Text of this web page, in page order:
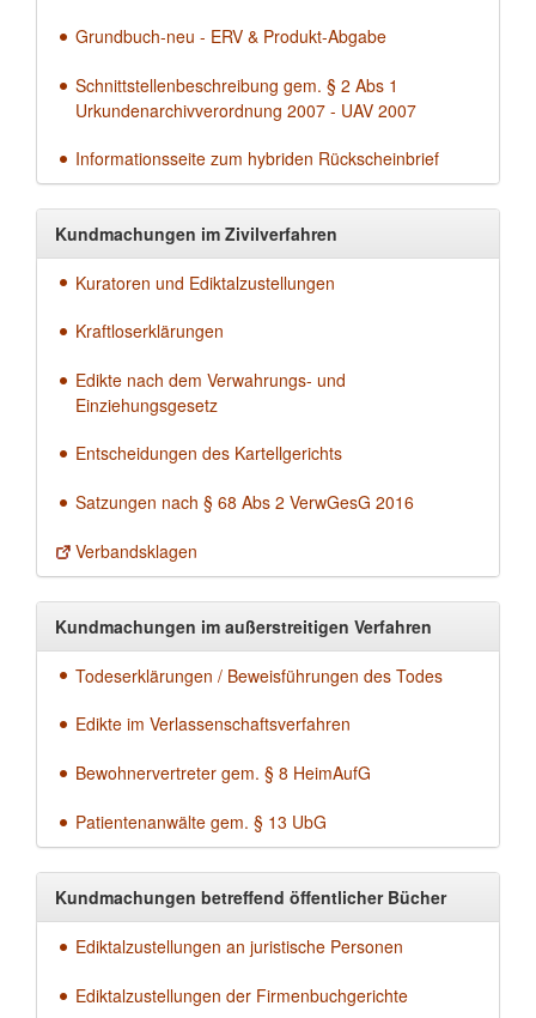
Grundbuch-neu - ERV & Produkt-Abgabe
Schnittstellenbeschreibung gem. § 2 Abs 1
Urkundenarchivverordnung 2007 - UAV 2007
Informationsseite zum hybriden Rückscheinbrief
Kundmachungen im Zivilverfahren
Kuratoren und Ediktalzustellungen
Kraftloserklärungen
Edikte nach dem Verwahrungs- und
Einziehungsgesetz
Entscheidungen des Kartellgerichts
Satzungen nach § 68 Abs 2 VerwGesG 2016
Verbandsklagen
Kundmachungen im außerstreitigen Verfahren
Todeserklärungen / Beweisführungen des Todes
Edikte im Verlassenschaftsverfahren
Bewohnervertreter gem. § 8 HeimAufG
Patientenanwälte gem. § 13 UbG
Kundmachungen betreffend öffentlicher Bücher
Ediktalzustellungen an juristische Personen
Ediktalzustellungen der Firmenbuchgerichte